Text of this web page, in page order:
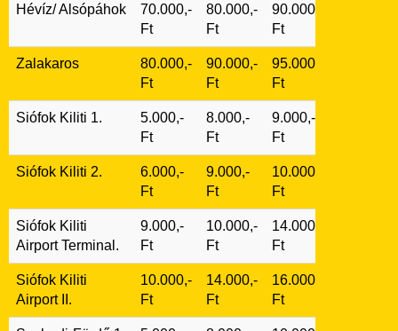
Hévíz/ Alsópáhok
70.000,-
Ft
80.000,-
Ft
90.000,-
Ft
Zalakaros
80.000,-
Ft
90.000,-
Ft
95.000,-
Ft
Siófok Kiliti 1.
5.000,-
Ft
8.000,-
Ft
9.000,-
Ft
Siófok Kiliti 2.
6.000,-
Ft
9.000,-
Ft
10.000,-
Ft
Siófok Kiliti
Airport Terminal.
9.000,-
Ft
10.000,-
Ft
14.000,-
Ft
Siófok Kiliti
Airport II.
10.000,-
Ft
14.000,-
Ft
16.000,-
Ft